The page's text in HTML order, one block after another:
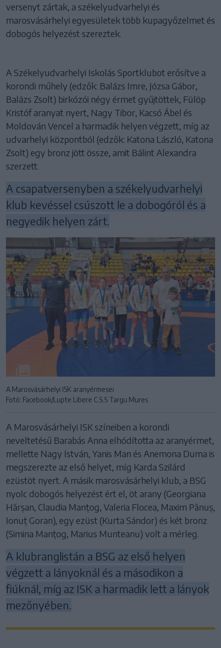
versenyt zártak, a székelyudvarhelyi és
marosvásárhelyi egyesületek több kupagyőzelmet és
dobogós helyezést szereztek.
A Székelyudvarhelyi Iskolás Sportklubot erősítve a
korondi műhely (edzők: Balázs Imre, Józsa Gábor,
Balázs Zsolt) birkózói négy érmet gyűjtöttek, Fülöp
Kristóf aranyat nyert, Nagy Tibor, Kacsó Ábel és
Moldován Vencel a harmadik helyen végzett, míg az
udvarhelyi központból (edzők: Katona László, Katona
Zsolt) egy bronz jött össze, amit Bálint Alexandra
szerzett.
A csapatversenyben a székelyudvarhelyi
klub kevéssel csúszott le a dobogóról és a
negyedik helyen zárt.
A Marosvásárhelyi ISK aranyérmesei
Fotó: Facebook/Lupte Libere C.S.S Targu Mures
A Marosvásárhelyi ISK színeiben a korondi
neveltetésű Barabás Anna elhódította az aranyérmet,
mellette Nagy István, Yanis Man és Anemona Duma is
megszerezte az első helyet, míg Karda Szilárd
ezüstöt nyert. A másik marosvásárhelyi klub, a BSG
nyolc dobogós helyezést ért el, öt arany (Georgiana
Hărșan, Claudia Manțog, Valeria Flocea, Maxim Pănuș,
Ionuț Goran), egy ezüst (Kurta Sándor) és két bronz
(Simina Manțog, Marius Munteanu) volt a mérleg.
A klubranglistán a BSG az első helyen
végzett a lányoknál és a másodikon a
fiúknál, míg az ISK a harmadik lett a lányok
mezőnyében.